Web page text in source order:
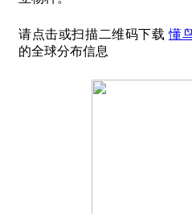
请点击或扫描二维码下载懂
的全球分布信息